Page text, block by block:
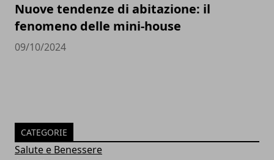
Nuove tendenze di abitazione: il
fenomeno delle mini-house
09/10/2024
CATEGORIE
Salute e Benessere